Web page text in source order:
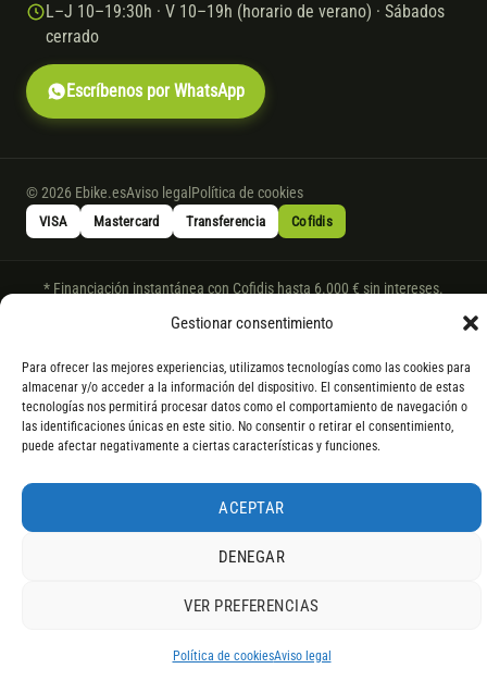
Gestionar consentimiento
Para ofrecer las mejores experiencias, utilizamos tecnologías como las cookies para
almacenar y/o acceder a la información del dispositivo. El consentimiento de estas
tecnologías nos permitirá procesar datos como el comportamiento de navegación o
las identificaciones únicas en este sitio. No consentir o retirar el consentimiento,
puede afectar negativamente a ciertas características y funciones.
ACEPTAR
DENEGAR
VER PREFERENCIAS
Política de cookiesAviso legal
L–J 10–19:30h · V 10–19h (horario de verano) · Sábados
cerrado
Escríbenos por WhatsApp
© 2026 Ebike.esAviso legalPolítica de cookies
VISA Mastercard Transferencia Cofidis
* Financiación instantánea con Cofidis hasta 6.000 € sin intereses.
* Los modelos con entrega inmediata se envían 24 h laborables tras el
pago; los de bajo pedido se confirman con un asesor. Si no fuera posible
servir el producto, se devuelve el importe sin coste. La información de
componentes es orientativa; los fabricantes pueden sustituir elementos
RESEÑAS DE